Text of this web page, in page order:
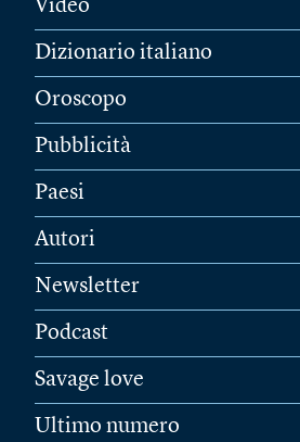
Video
Dizionario italiano
Oroscopo
Pubblicità
Paesi
Autori
Newsletter
Podcast
Savage love
Ultimo numero